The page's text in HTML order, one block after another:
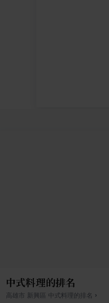
中式料理的排名
高雄市 新興區 中式料理 的排名 ›